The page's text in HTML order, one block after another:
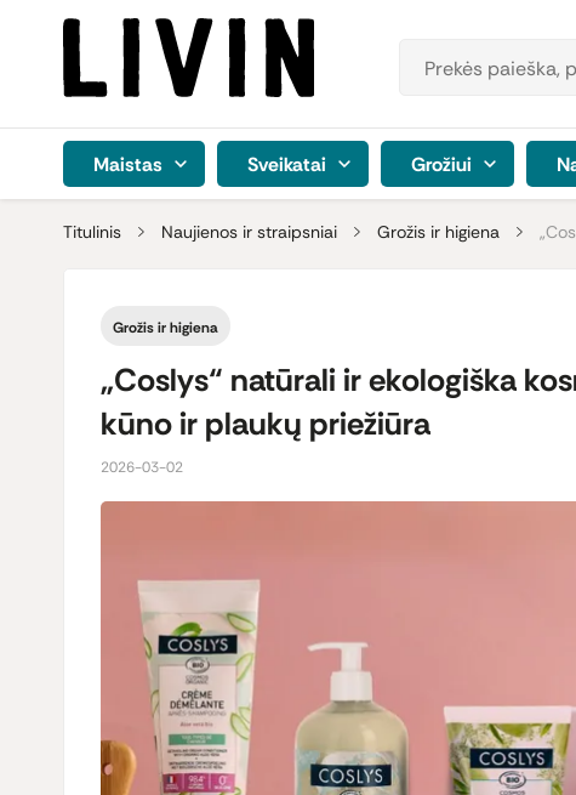
Maistas Sveikatai Grožiui
Titulinis Naujienos ir straipsniai Grožis ir higiena
Grožis ir higiena
„Coslys“ natūrali ir ekologiška
kūno ir plaukų priežiūra
2026-03-02